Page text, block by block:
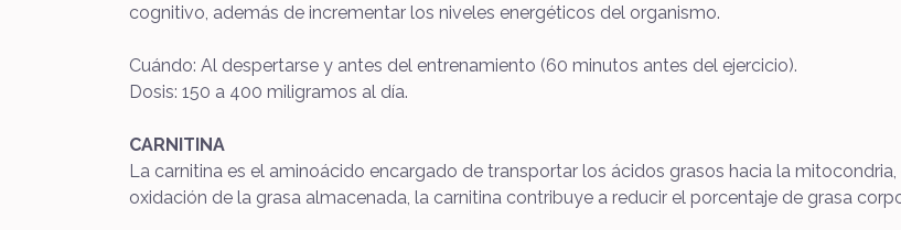
cognitivo, además de incrementar los niveles energéticos del organismo.
Cuándo: Al despertarse y antes del entrenamiento (60 minutos antes del ejercicio).
Dosis: 150 a 400 miligramos al día.
CARNITINA
La carnitina es el aminoácido encargado de transportar los ácidos grasos hacia la
oxidación de la grasa almacenada, la carnitina contribuye a reducir el porcentaje de grasa